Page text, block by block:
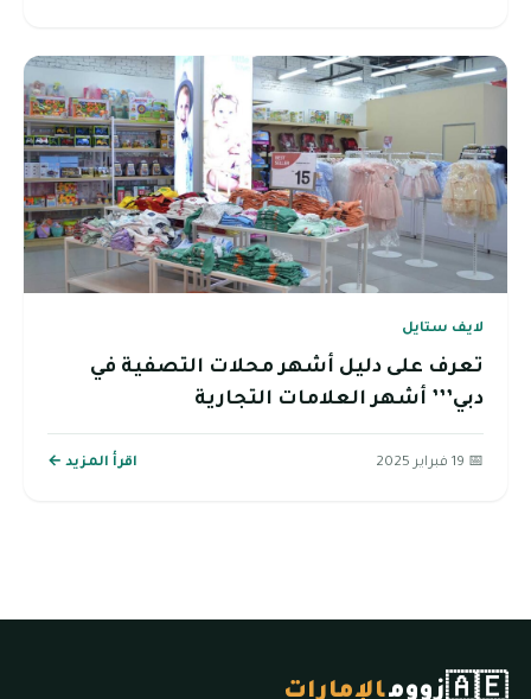
لايف ستايل
تعرف على دليل أشهر محلات التصفية في
دبي’’’ أشهر العلامات التجارية
📅 19 فبراير 2025 اقرأ المزيد ←
زوومالإمارات